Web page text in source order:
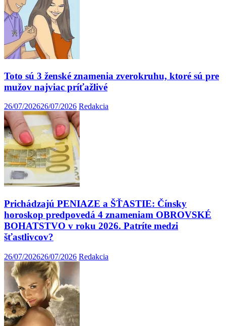
Toto sú 3 ženské znamenia zverokruhu, ktoré sú pre
mužov najviac príťažlivé
26/07/202626/07/2026 Redakcia
Prichádzajú PENIAZE a ŠŤASTIE: Čínsky
horoskop predpovedá 4 znameniam OBROVSKÉ
BOHATSTVO v roku 2026. Patríte medzi
šťastlivcov?
26/07/202626/07/2026 Redakcia